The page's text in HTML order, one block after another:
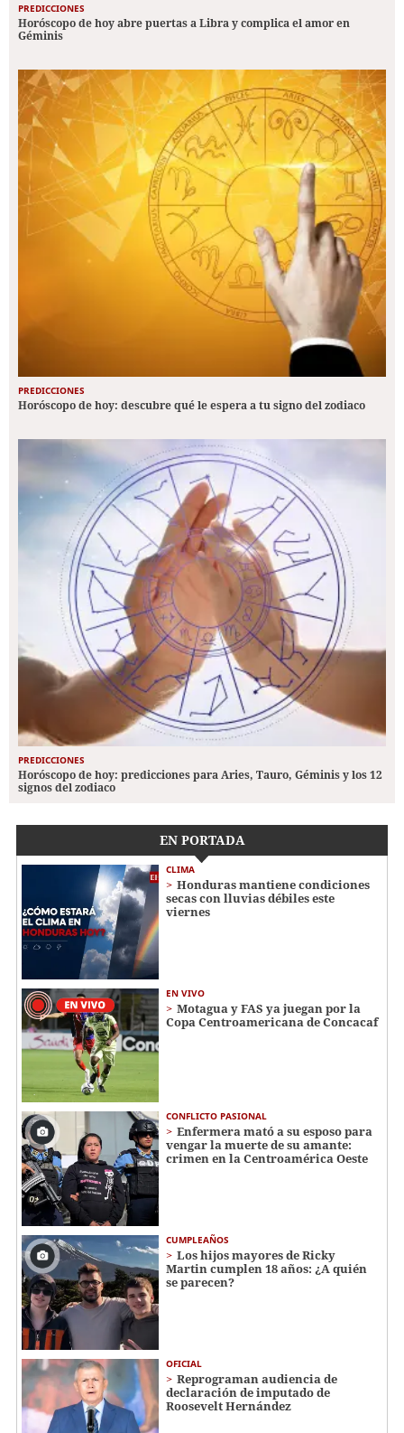
PREDICCIONES
Horóscopo de hoy abre puertas a Libra y complica el amor en
Géminis
PREDICCIONES
Horóscopo de hoy: descubre qué le espera a tu signo del zodiaco
PREDICCIONES
Horóscopo de hoy: predicciones para Aries, Tauro, Géminis y los 12
signos del zodiaco
EN PORTADA
CLIMA
Honduras mantiene condiciones
secas con lluvias débiles este
viernes
EN VIVO
Motagua y FAS ya juegan por la
Copa Centroamericana de Concacaf
CONFLICTO PASIONAL
Enfermera mató a su esposo para
vengar la muerte de su amante:
crimen en la Centroamérica Oeste
CUMPLEAÑOS
Los hijos mayores de Ricky
Martin cumplen 18 años: ¿A quién
se parecen?
OFICIAL
Reprograman audiencia de
declaración de imputado de
Roosevelt Hernández